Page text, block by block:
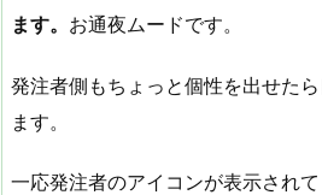
ます。 お通夜ムードです。
発注者側もちょっと個性を出せた
ます。
一応発注者のアイコンが表示され